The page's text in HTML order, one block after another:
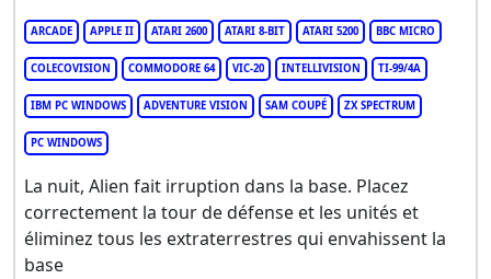
ARCADE APPLE II ATARI 2600 ATARI 8-BIT ATARI 5200 BBC MICRO
COLECOVISION COMMODORE 64 VIC-20 INTELLIVISION TI-99/4A
IBM PC WINDOWS ADVENTURE VISION SAM COUPÉ ZX SPECTRUM
PC WINDOWS
La nuit, Alien fait irruption dans la base. Placez
correctement la tour de défense et les unités et
éliminez tous les extraterrestres qui envahissent la
base